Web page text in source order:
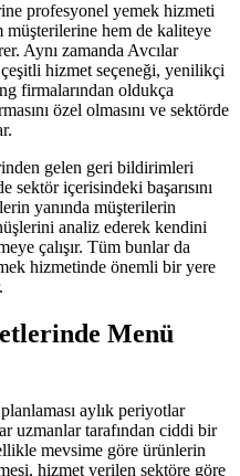
profesyonel yemek hizmeti
müşterilerine hem de kaliteye
Aynı zamanda Avcılar
hizmet seçeneği, yenilikçi
firmalarından oldukça
özel olmasını ve sektörde
gelen geri bildirimleri
içerisindeki başarısını
yanında müşterilerin
analiz ederek kendini
çalışır. Tüm bunlar da
hizmetinde önemli bir yere
Menü
aylık periyotlar
uzmanlar tarafından ciddi bir
mevsime göre ürünlerin
hizmet verilen sektöre göre